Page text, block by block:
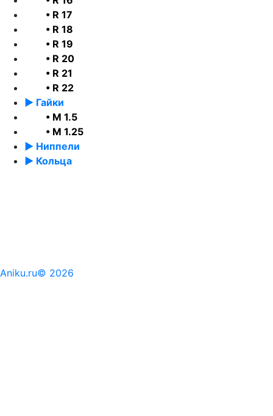
• R 17
• R 18
• R 19
• R 20
• R 21
• R 22
► Гайки
• М 1.5
• М 1.25
► Ниппели
► Кольца
Aniku.ru© 2026